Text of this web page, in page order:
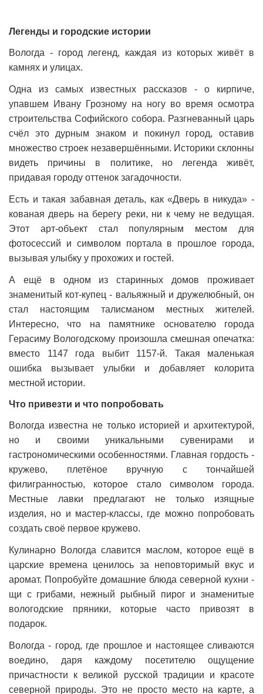
Легенды и городские истории
Вологда - город легенд, каждая из которых живёт в
камнях и улицах.
Одна из самых известных рассказов - о кирпиче,
упавшем Ивану Грозному на ногу во время осмотра
строительства Софийского собора. Разгневанный царь
счёл это дурным знаком и покинул город, оставив
множество строек незавершёнными. Историки склонны
видеть причины в политике, но легенда живёт,
придавая городу оттенок загадочности.
Есть и такая забавная деталь, как «Дверь в никуда» -
кованая дверь на берегу реки, ни к чему не ведущая.
Этот арт-объект стал популярным местом для
фотосессий и символом портала в прошлое города,
вызывая улыбку у прохожих и гостей.
А ещё в одном из старинных домов проживает
знаменитый кот-купец - вальяжный и дружелюбный, он
стал настоящим талисманом местных жителей.
Интересно, что на памятнике основателю города
Герасиму Вологодскому произошла смешная опечатка:
вместо 1147 года выбит 1157-й. Такая маленькая
ошибка вызывает улыбки и добавляет колорита
местной истории.
Что привезти и что попробовать
Вологда известна не только историей и архитектурой,
но и своими уникальными сувенирами и
гастрономическими особенностями. Главная гордость -
кружево, плетёное вручную с тончайшей
филигранностью, которое стало символом города.
Местные лавки предлагают не только изящные
изделия, но и мастер-классы, где можно попробовать
создать своё первое кружево.
Кулинарно Вологда славится маслом, которое ещё в
царские времена ценилось за неповторимый вкус и
аромат. Попробуйте домашние блюда северной кухни -
щи с грибами, нежный рыбный пирог и знаменитые
вологодские пряники, которые часто привозят в
подарок.
Вологда - город, где прошлое и настоящее сливаются
воедино, даря каждому посетителю ощущение
причастности к великой русской традиции и красоте
северной природы. Это не просто место на карте, а